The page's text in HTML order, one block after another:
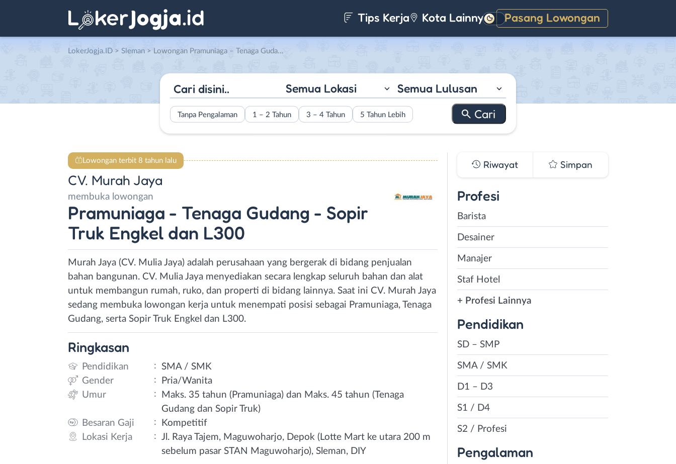
Tips Kerja Kota Lainnya Pasang Lowongan
Gelap
LokerJogja.ID > Sleman > Lowongan Pramuniaga – Tenaga Gudang – Sopir Truk Engkel dan L300 di CV. Murah Jaya
Semua Lokasi Semua Lulusan
Tanpa Pengalaman 1 – 2 Tahun 3 – 4 Tahun 5 Tahun Lebih
Lowongan terbit 8 tahun lalu
CV. Murah Jaya
membuka lowongan
Pramuniaga - Tenaga Gudang - Sopir
Truk Engkel dan L300
Murah Jaya (CV. Mulia Jaya) adalah perusahaan yang bergerak di bidang penjualan
bahan bangunan. CV. Mulia Jaya menyediakan secara lengkap seluruh bahan dan alat
untuk membangun rumah, ruko, dan properti di bidang lainnya. Saat ini CV. Murah Jaya
sedang membuka lowongan kerja untuk menempati posisi sebagai Pramuniaga, Tenaga
Gudang, serta Sopir Truk Engkel dan L300.
Ringkasan
Pendidikan : SMA / SMK
Gender
:
Pria/Wanita
Umur
:
Maks. 35 tahun (Pramuniaga) dan Maks. 45 tahun (Tenaga
Gudang dan Sopir Truk)
Besaran Gaji
:
Kompetitif
Lokasi Kerja
: Jl. Raya Tajem, Maguwoharjo, Depok (Lotte Mart ke utara 200 m
sebelum pasar STAN Maguwoharjo), Sleman, DIY
Riwayat Simpan
Profesi
Barista
Desainer
Manajer
Staf Hotel
+ Profesi Lainnya
Pendidikan
SD – SMP
SMA / SMK
D1 – D3
S1 / D4
S2 / Profesi
Pengalaman